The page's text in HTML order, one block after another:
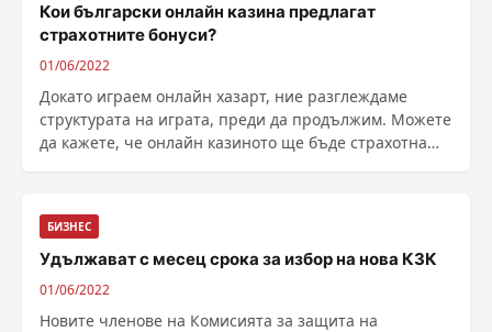
Кои български онлайн казина предлагат
страхотните бонуси?
01/06/2022
Докато играем онлайн хазарт, ние разглеждаме
структурата на играта, преди да продължим. Можете
да кажете, че онлайн казиното ще бъде страхотна
БИЗНЕС
Удължават с месец срока за избор на нова КЗК
01/06/2022
Новите членове на Комисията за защита на